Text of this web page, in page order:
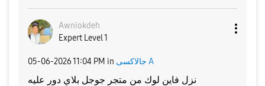
Awniokdeh
Expert Level 1
‎05-06-202611:04 PM in جالاكسى A
نزل فاين لوك من متجر جوجل بلاي دور عليه